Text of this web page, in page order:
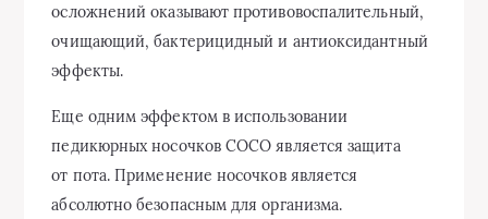
осложнений оказывают противовоспалительный,
очищающий, бактерицидный и антиоксидантный
эффекты.
Еще одним эффектом в использовании
педикюрных носочков СОСО является защита
от пота. Применение носочков является
абсолютно безопасным для организма.